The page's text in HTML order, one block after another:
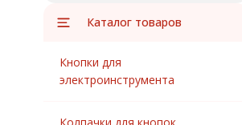
Каталог товаров
Кнопки для
электроинструмента